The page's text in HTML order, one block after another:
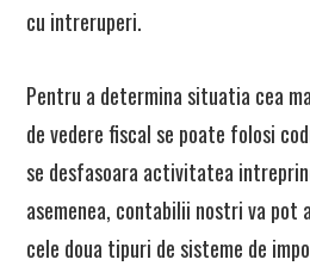
cu intreruperi.
Pentru a determina situatia cea
de vedere fiscal se poate folosi
se desfasoara activitatea
asemenea, contabilii nostri va
cele doua tipuri de sisteme de